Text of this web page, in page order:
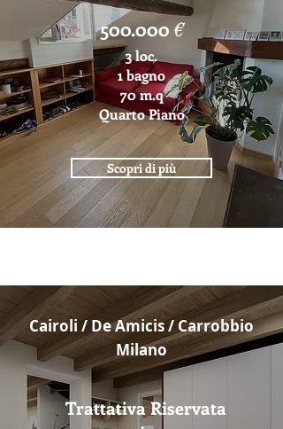
500.000€
3 loc.
1 bagno
70 m.q
Quarto Piano
Scopri di più
Cairoli / De Amicis / Carrobbio
Milano
Trattativa Riservata